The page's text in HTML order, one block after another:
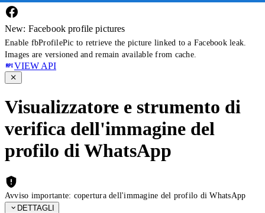
New: Facebook profile pictures
Enable fbProfilePic to retrieve the picture linked to a Facebook leak.
Images are versioned and remain available from cache.
VIEW API
Visualizzatore e strumento di
verifica dell'immagine del
profilo di WhatsApp
Avviso importante: copertura dell'immagine del profilo di WhatsApp
DETTAGLI